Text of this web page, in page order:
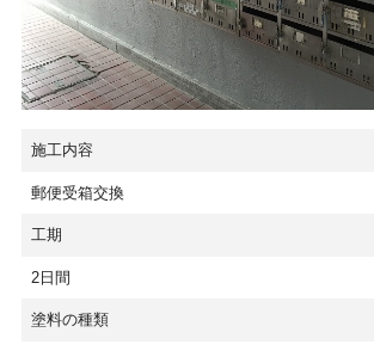
施工内容
郵便受箱交換
工期
2日間
塗料の種類